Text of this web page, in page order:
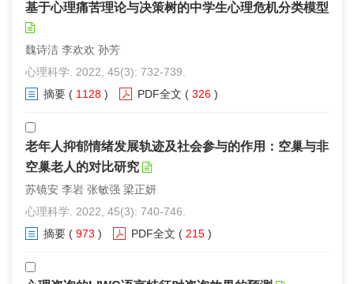
基于心理痛苦理论与决策树的中学生心理危机分类模型
魏诗洁 李欢欢 孙芳
心理科学. 2022, 45(3): 732-739.
摘要 ( 1128 ) PDF全文 ( 326 )
老年人抑郁情绪发展轨迹及社会参与的作用：空巢与非
空巢老人的对比研究
苏镜安 李岩 张敏强 梁正妍
心理科学. 2022, 45(3): 740-746.
摘要 ( 973 ) PDF全文 ( 215 )